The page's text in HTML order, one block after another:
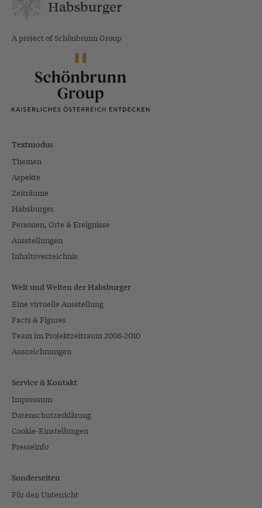
Habsburger
A project of Schönbrunn Group
Textmodus
Themen
Aspekte
Zeiträume
Habsburger
Personen, Orte & Ereignisse
Ausstellungen
Inhaltsverzeichnis
Welt und Welten der Habsburger
Eine virtuelle Ausstellung
Facts & Figures
Team im Projektzeitraum 2008-2010
Auszeichnungen
Service & Kontakt
Impressum
Datenschutzerklärung
Cookie-Einstellungen
Presseinfo
Sonderseiten
Für den Unterricht